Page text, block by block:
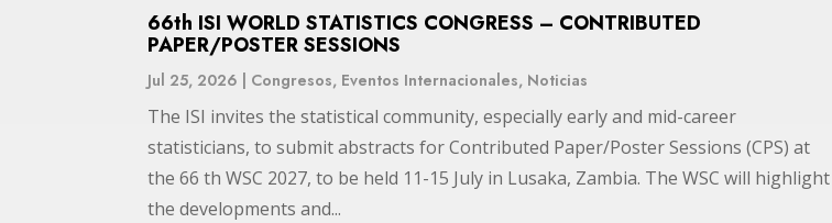
66th ISI WORLD STATISTICS CONGRESS – CONTRIBUTED
PAPER/POSTER SESSIONS
Jul 25, 2026 Congresos, Eventos Internacionales, Noticias
The ISI invites the statistical community, especially early and mid-career
statisticians, to submit abstracts for Contributed Paper/Poster Sessions (CPS) at
the 66 th WSC 2027, to be held 11-15 July in Lusaka, Zambia. The WSC will highlight
the developments and...